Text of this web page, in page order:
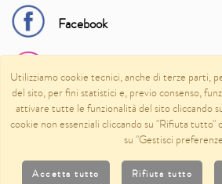
Facebook
Instagram
Raisin
Utilizziamo cookie tecnici, anche di terze parti,
del sito, per fini statistici e, previo consenso,
attivare tutte le funzionalità del sito cliccando
cookie non essenziali cliccando su "Rifiuta tutto"
su "Gestisci
Accetta tutto Rifiuta tutto